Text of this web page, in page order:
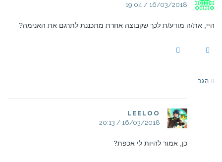
16/03/2018 / 19:04
היי, את/ה מודע/ת לכך שקבוצה אחרת מתכננת לתרגם את האנימה?
הגב
LEELOO
16/03/2018 / 20:13
כן, אמור להיות לי אכפת?